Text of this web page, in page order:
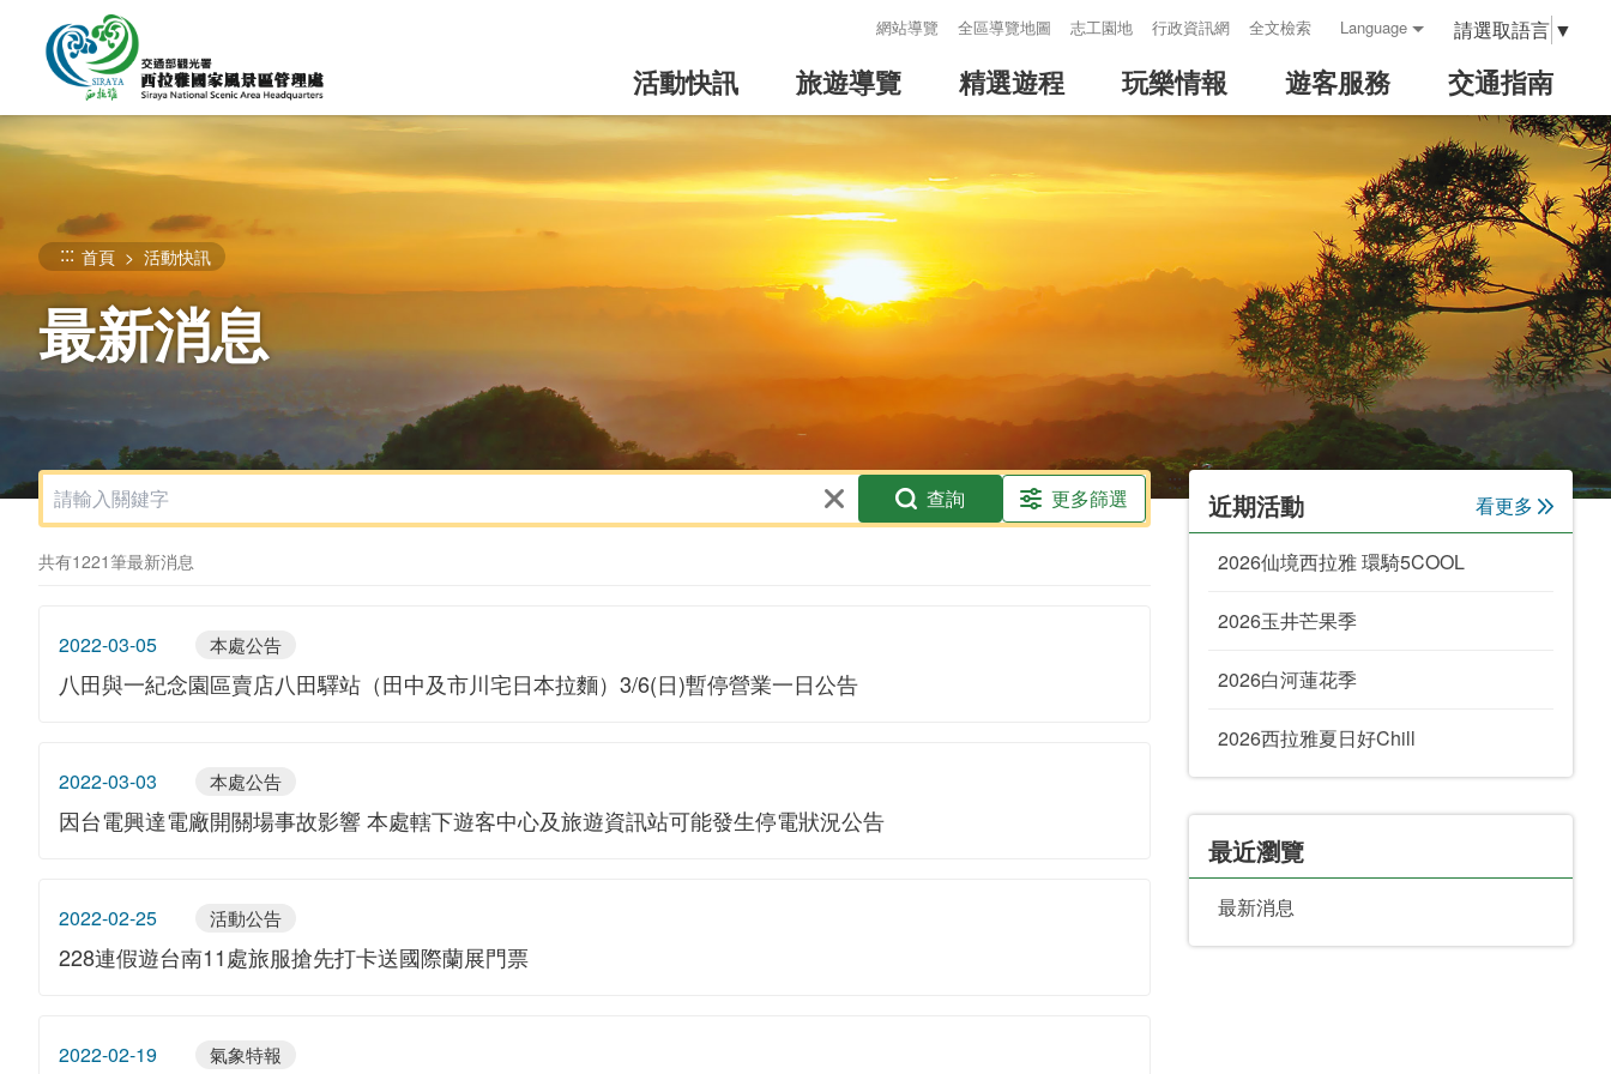
內
容
網站導覽 全區導覽地圖 志工園地 行政資訊網 全文檢索 Language 請選取語言 ▼
活動快訊 旅遊導覽 精選遊程 玩樂情報 遊客服務 交通指南
::: 首頁 活動快訊
最新消息
查詢 更多篩選
共有1221筆最新消息
2022-03-05 本處公告
八田與一紀念園區賣店八田驛站（田中及市川宅日本拉麵）3/6(日)暫停營業一日公告
2022-03-03 本處公告
因台電興達電廠開關場事故影響 本處轄下遊客中心及旅遊資訊站可能發生停電狀況公告
2022-02-25 活動公告
228連假遊台南11處旅服搶先打卡送國際蘭展門票
2022-02-19 氣象特報
:::
近期活動 看更多
2026仙境西拉雅 環騎5COOL
2026玉井芒果季
2026白河蓮花季
2026西拉雅夏日好Chill
最近瀏覽
最新消息